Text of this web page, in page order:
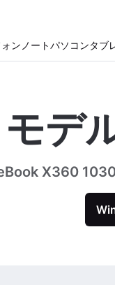
ン ノートパソコンタブ
モデ
X360